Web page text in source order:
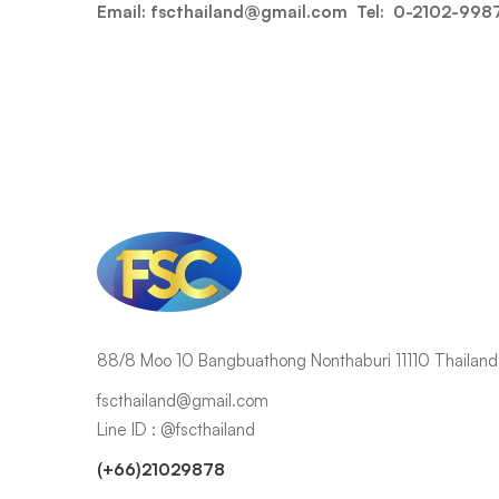
Email: fscthailand@gmail.com Tel: 0-2102-
88/8 Moo 10 Bangbuathong Nonthaburi 11110 Thailand
fscthailand@gmail.com
Line ID : @fscthailand
(+66)21029878